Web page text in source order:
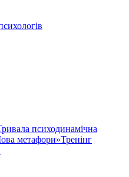
психодинамічна
метафори»Тренінг